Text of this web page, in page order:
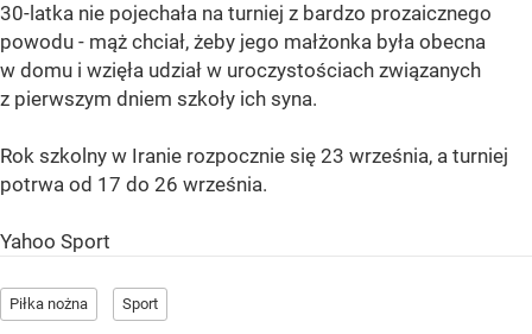
30-latka nie pojechała na turniej z bardzo prozaicznego
powodu - mąż chciał, żeby jego małżonka była obecna
w domu i wzięła udział w uroczystościach związanych
z pierwszym dniem szkoły ich syna.
Rok szkolny w Iranie rozpocznie się 23 września, a turniej
potrwa od 17 do 26 września.
Yahoo Sport
Piłka nożna Sport